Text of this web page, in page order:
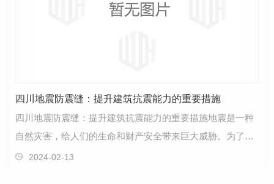
四川地震防震缝：提升建筑抗震能力的重要措施
四川地震防震缝：提升建筑抗震能力的重要措施地震是一种
自然灾害，给人们的生命和财产安全带来巨大威胁。为了增
强建筑物的抗震能力，保障人们的安全，四川地震防震…
2024-02-13